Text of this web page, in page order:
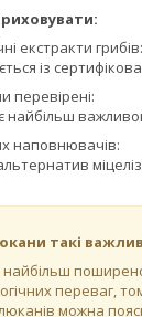
екстракти грибів:
із
перевірені:
найбільш
наповнювачів:
альтернатив
такі
переваг,
можна